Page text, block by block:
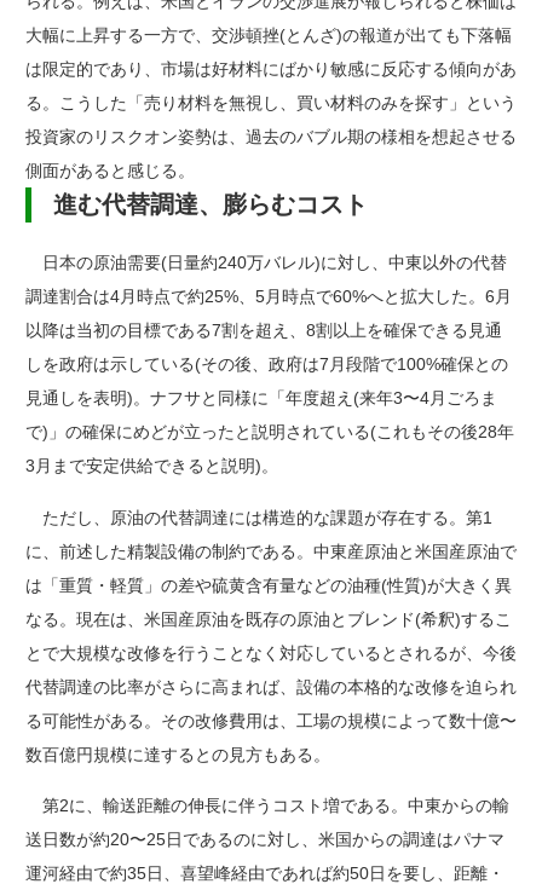
大幅に上昇する一方で、交渉頓挫(とんざ)の報道が出ても下落幅
は限定的であり、市場は好材料にばかり敏感に反応する傾向があ
る。こうした「売り材料を無視し、買い材料のみを探す」という
投資家のリスクオン姿勢は、過去のバブル期の様相を想起させる
側面があると感じる。
進む代替調達、膨らむコスト
日本の原油需要(日量約240万バレル)に対し、中東以外の代替
調達割合は4月時点で約25%、5月時点で60%へと拡大した。6月
以降は当初の目標である7割を超え、8割以上を確保できる見通
しを政府は示している(その後、政府は7月段階で100%確保との
見通しを表明)。ナフサと同様に「年度超え(来年3〜4月ごろま
で)」の確保にめどが立ったと説明されている(これもその後28年
3月まで安定供給できると説明)。
ただし、原油の代替調達には構造的な課題が存在する。第1
に、前述した精製設備の制約である。中東産原油と米国産原油で
は「重質・軽質」の差や硫黄含有量などの油種(性質)が大きく異
なる。現在は、米国産原油を既存の原油とブレンド(希釈)するこ
とで大規模な改修を行うことなく対応しているとされるが、今後
代替調達の比率がさらに高まれば、設備の本格的な改修を迫られ
る可能性がある。その改修費用は、工場の規模によって数十億〜
数百億円規模に達するとの見方もある。
第2に、輸送距離の伸長に伴うコスト増である。中東からの輸
送日数が約20〜25日であるのに対し、米国からの調達はパナマ
運河経由で約35日、喜望峰経由であれば約50日を要し、距離・